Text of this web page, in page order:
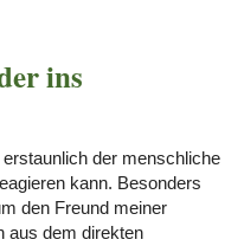
ins
der menschliche
kann. Besonders
den Freund meiner
aus dem direkten